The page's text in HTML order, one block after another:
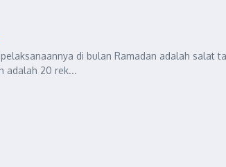
di bulan Ramadan adalah salat
adalah 20 rek...